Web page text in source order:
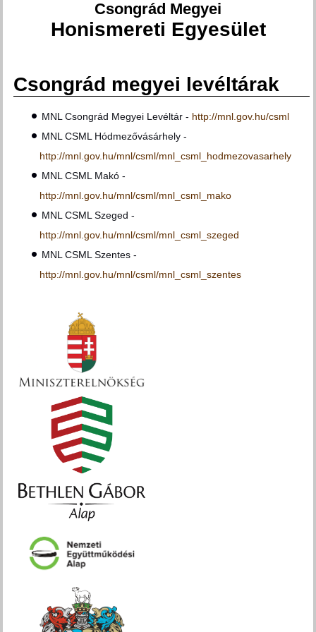
Csongrád Megyei
Honismereti Egyesület
Jelenlegi hely
Csongrád megyei levéltárak
MNL Csongrád Megyei Levéltár - http://mnl.gov.hu/csml
MNL CSML Hódmezővásárhely -
http://mnl.gov.hu/mnl/csml/mnl_csml_hodmezovasarhely
MNL CSML Makó -
http://mnl.gov.hu/mnl/csml/mnl_csml_mako
MNL CSML Szeged -
http://mnl.gov.hu/mnl/csml/mnl_csml_szeged
MNL CSML Szentes -
http://mnl.gov.hu/mnl/csml/mnl_csml_szentes